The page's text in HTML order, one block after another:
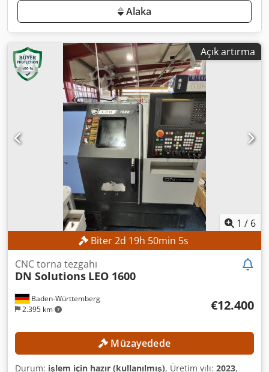
Alaka
Açık artırma
1 / 6
Biter2d 19h 50min 2s
Baden-Württemberg
2.395 km
CNC torna tezgahı
DN Solutions LEO 1600
€12.400
Müzayedede
Durum: işlem için hazır (kullanılmış), Üretim yılı: 2023,